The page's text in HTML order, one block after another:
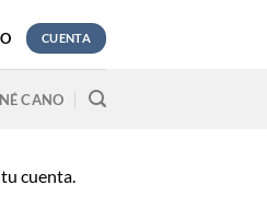
CUENTA
CANO
cuenta.